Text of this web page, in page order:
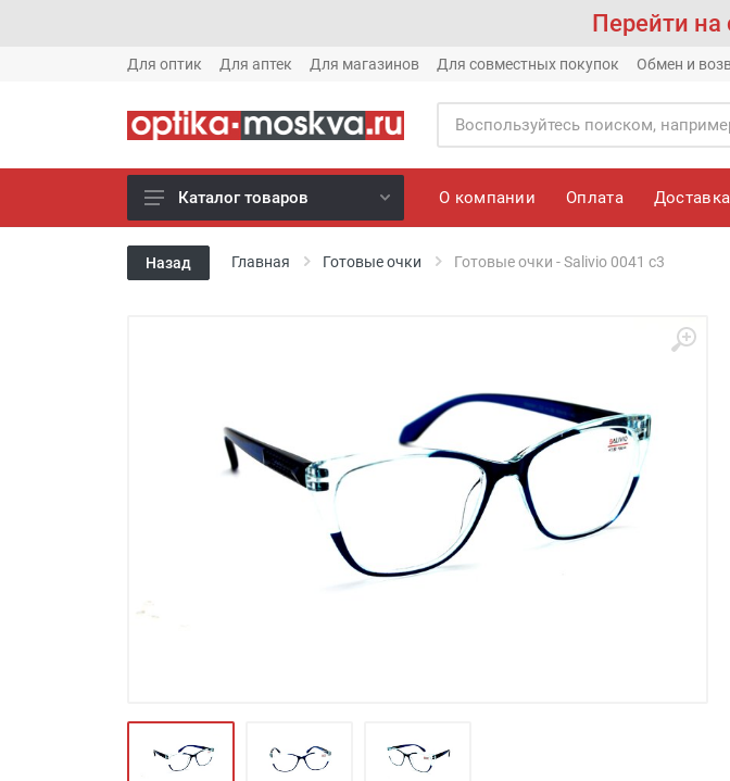
Перейти на
Для оптик Для аптек Для магазинов Для совместных покупок Обмен и
Новое готовые очки (1621)
Новое солнце (1613)
Известные бренды (212)
Футляры и мешки (1412)
Каталог товаров О компании Оплата Доставка
Назад Главная Готовые очки Готовые очки - Salivio 0041 c3